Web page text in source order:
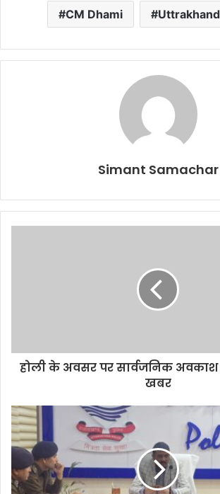
CM Dhami
Simant Samachar
होली के अवसर पर सार्वजनिक अवकाश
खबर